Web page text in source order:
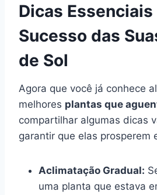
Dicas Essenciais
Sucesso das
de Sol
Agora que você já conhece
melhores plantas que
compartilhar algumas dicas
garantir que elas prosperem
Aclimatação Gradual:
uma planta que estava